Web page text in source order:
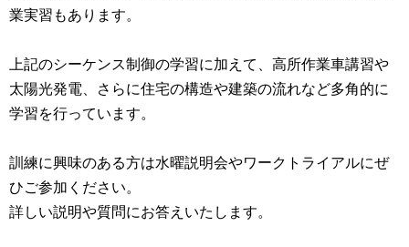
業実習もあります。
上記のシーケンス制御の学習に加えて、高所作業車講習や
太陽光発電、さらに住宅の構造や建築の流れなど多角的に
学習を行っています。
訓練に興味のある方は水曜説明会やワークトライアルにぜ
ひご参加ください。
詳しい説明や質問にお答えいたします。